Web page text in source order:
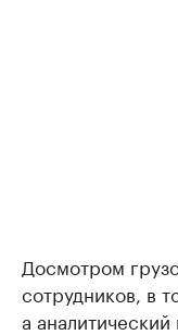
Досмотром
сотрудников, в
а аналитический